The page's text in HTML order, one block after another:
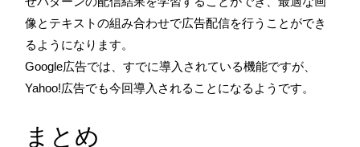
像とテキストの組み合わせで広告配信を行うことができ
るようになります。
Google広告では、すでに導入されている機能ですが、
Yahoo!広告でも今回導入されることになるようです。
まとめ